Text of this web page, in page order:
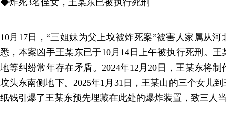
10月17日，“三姐妹为父上坟被炸死案”被害人家属从
悉，本案凶手王某东已于10月14日上午被执行死刑。
地等纠纷常年存在矛盾。2024年12月20日，王某东将
坟头东南侧地下。2025年1月31日，王某山的三个女儿
纸钱引爆了王某东预先埋藏在此处的爆炸装置，致三人